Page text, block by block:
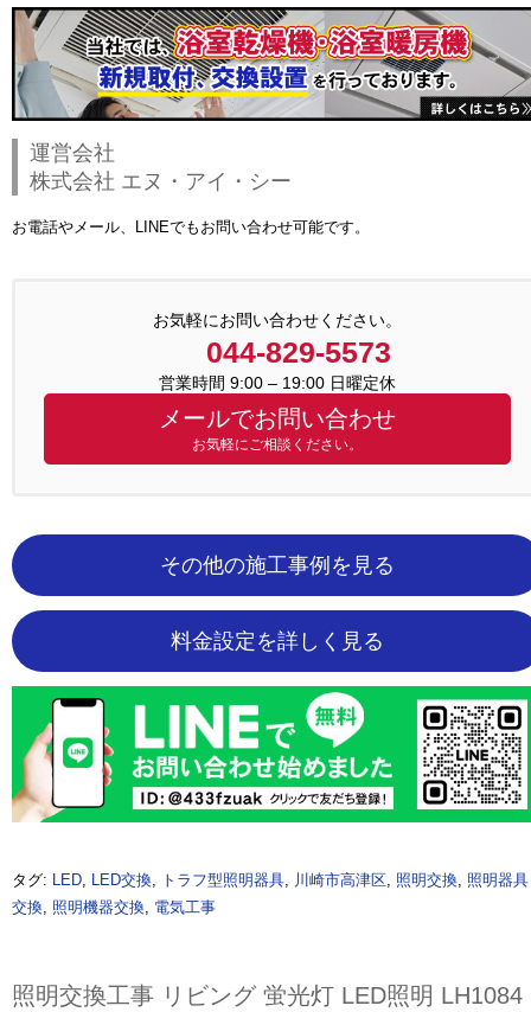
運営会社
株式会社 エヌ・アイ・シー
お電話やメール、LINEでもお問い合わせ可能です。
お気軽にお問い合わせください。
044-829-5573
営業時間 9:00 – 19:00 日曜定休
メールでお問い合わせ
お気軽にご相談ください。
その他の施工事例を見る
料金設定を詳しく見る
タグ: LED, LED交換, トラフ型照明器具, 川崎市高津区, 照明交換, 照明器具
交換, 照明機器交換, 電気工事
照明交換工事 リビング 蛍光灯 LED照明 LH1084